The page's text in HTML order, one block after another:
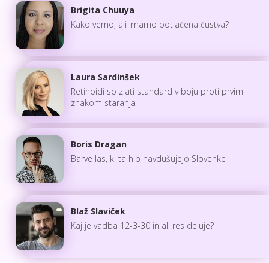
Brigita Chuuya
Kako vemo, ali imamo potlačena čustva?
Laura Sardinšek
Retinoidi so zlati standard v boju proti prvim
znakom staranja
Boris Dragan
Barve las, ki ta hip navdušujejo Slovenke
Blaž Slaviček
Kaj je vadba 12-3-30 in ali res deluje?